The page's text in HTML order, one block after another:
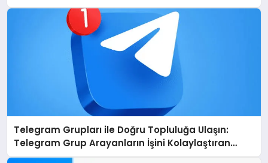
Telegram Grupları ile Doğru Topluluğa Ulaşın:
Telegram Grup Arayanların İşini Kolaylaştıran
Çözüm